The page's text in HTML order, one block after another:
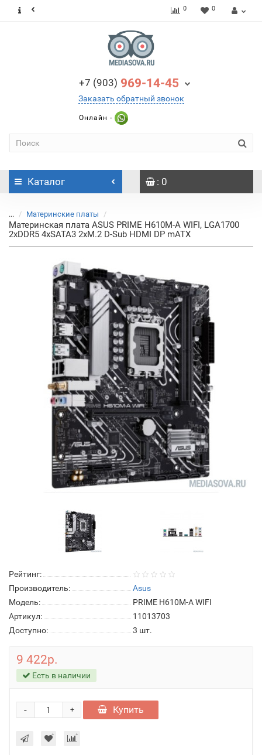
0 0
+7 (903) 969-14-45
Заказать обратный звонок
Онлайн -
Каталог : 0
... Материнские платы
Материнская плата ASUS PRIME H610M-A WIFI, LGA1700
2xDDR5 4xSATA3 2xM.2 D-Sub HDMI DP mATX
Рейтинг:
Производитель:
Asus
Модель:
PRIME H610M-A WIFI
Артикул:
11013703
Доступно:
3 шт.
9 422р.
Есть в наличии
+
- Купить